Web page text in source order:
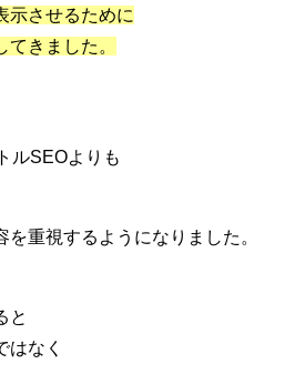
示させるために
きました。
ルSEOよりも
重視するようになりました。
と
はなく